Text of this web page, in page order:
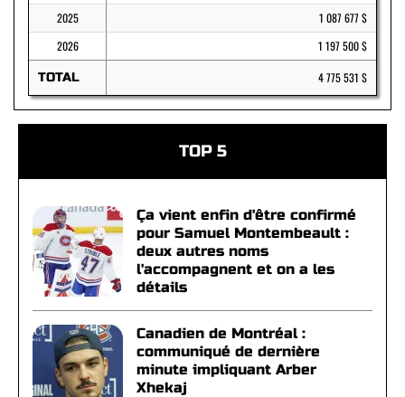
2025
1 087 677 $
2026
1 197 500 $
TOTAL 4 775 531 $
TOP 5
Ça vient enfin d'être confirmé
pour Samuel Montembeault :
deux autres noms
l'accompagnent et on a les
détails
Canadien de Montréal :
communiqué de dernière
minute impliquant Arber
Xhekaj